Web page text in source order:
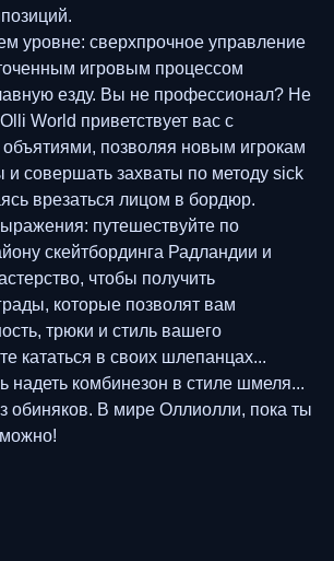
уровне: сверхпрочное управление
игровым процессом
езду. Вы не профессионал? Не
World приветствует вас с
позволяя новым игрокам
и совершать захваты по методу sick
врезаться лицом в бордюр.
путешествуйте по
скейтбординга Радландии и
чтобы получить
которые позволят вам
трюки и стиль вашего
кататься в своих шлепанцах...
надеть комбинезон в стиле шмеля...
обиняков. В мире Оллиолли, пока ты